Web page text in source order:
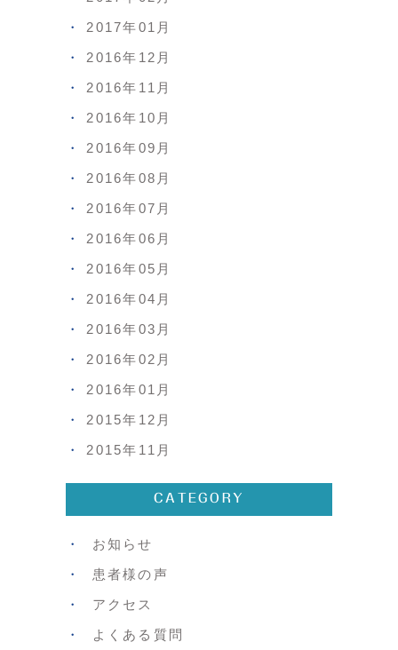
2017年01月
2016年12月
2016年11月
2016年10月
2016年09月
2016年08月
2016年07月
2016年06月
2016年05月
2016年04月
2016年03月
2016年02月
2016年01月
2015年12月
2015年11月
CATEGORY
お知らせ
患者様の声
アクセス
よくある質問